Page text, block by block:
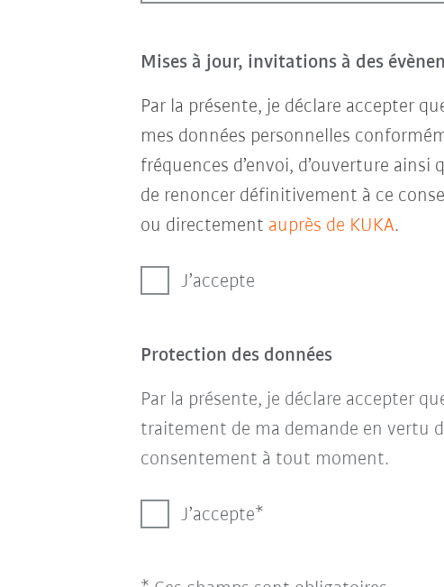
Mises à jour, invitations à des
Par la présente, je déclare accepter
mes données personnelles
fréquences d’envoi, d’ouverture
de renoncer définitivement à ce
ou directement auprès de KUKA.
J’accepte
Protection des données
Par la présente, je déclare accepter
traitement de ma demande en vertu
consentement à tout moment.
J’accepte